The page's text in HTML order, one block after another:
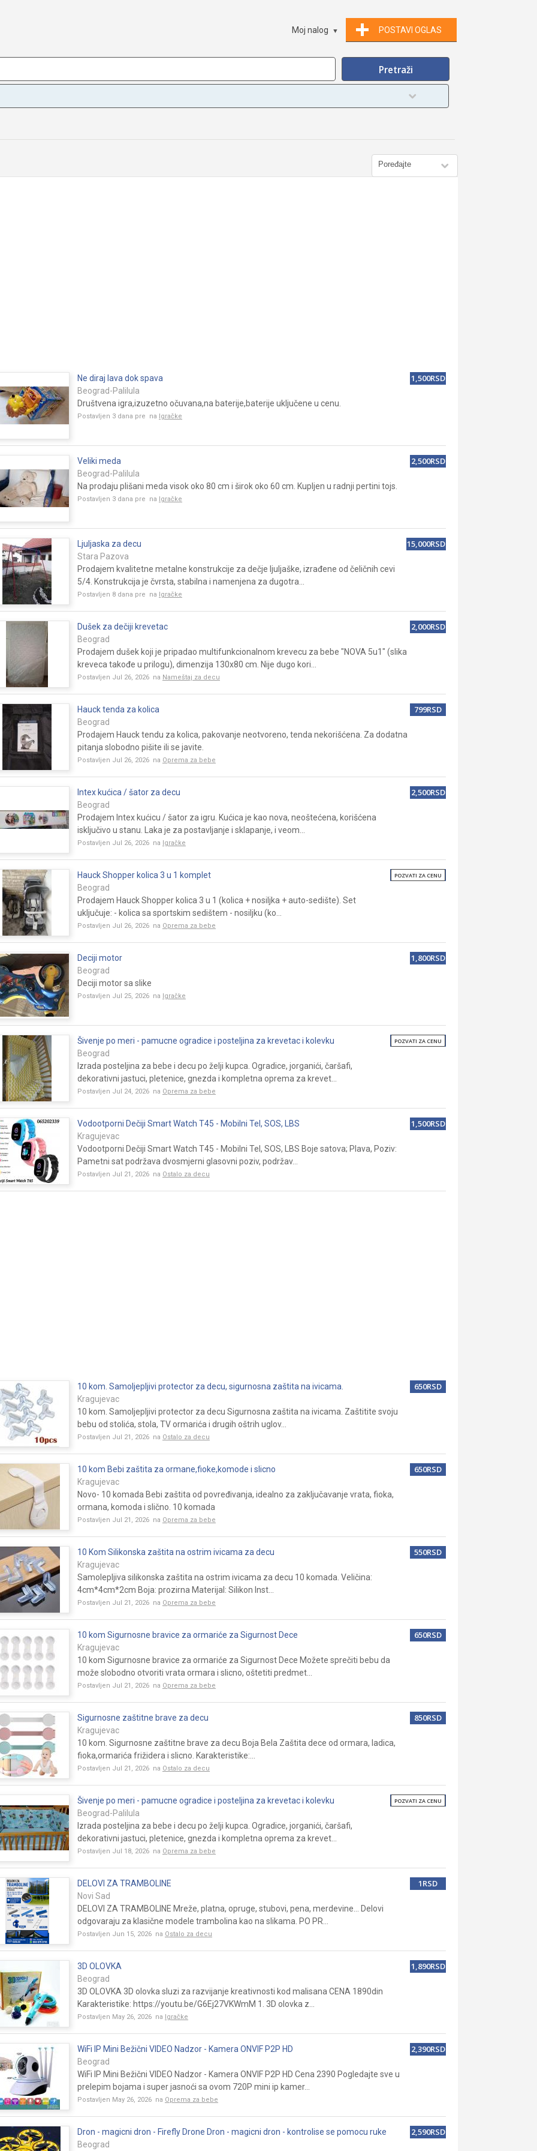
POSTAVI OGLAS
Moj nalog
Ne diraj lava dok spava
Beograd-Palilula
Društvena igra,izuzetno očuvana,na baterije,baterije uključene u cenu.
Postavljen 3 dana pre na Igračke
1,500RSD
Veliki meda
Beograd-Palilula
Na prodaju plišani meda visok oko 80 cm i širok oko 60 cm. Kupljen u radnji pertini tojs.
Postavljen 3 dana pre na Igračke
2,500RSD
Ljuljaska za decu
Stara Pazova
Prodajem kvalitetne metalne konstrukcije za dečje ljuljaške, izrađene od čeličnih cevi
5/4. Konstrukcija je čvrsta, stabilna i namenjena za dugotra...
Postavljen 8 dana pre na Igračke
15,000RSD
Dušek za dečiji krevetac
Beograd
Prodajem dušek koji je pripadao multifunkcionalnom krevecu za bebe "NOVA 5u1" (slika
kreveca takođe u prilogu), dimenzija 130x80 cm. Nije dugo kori...
Postavljen Jul 26, 2026 na Nameštaj za decu
2,000RSD
Hauck tenda za kolica
Beograd
Prodajem Hauck tendu za kolica, pakovanje neotvoreno, tenda nekorišćena. Za dodatna
pitanja slobodno pišite ili se javite.
Postavljen Jul 26, 2026 na Oprema za bebe
799RSD
Intex kućica / šator za decu
Beograd
Prodajem Intex kućicu / šator za igru. Kućica je kao nova, neoštećena, korišćena
isključivo u stanu. Laka je za postavljanje i sklapanje, i veom...
Postavljen Jul 26, 2026 na Igračke
2,500RSD
Hauck Shopper kolica 3 u 1 komplet
Beograd
Prodajem Hauck Shopper kolica 3 u 1 (kolica + nosiljka + auto-sedište). Set
uključuje: - kolica sa sportskim sedištem - nosiljku (ko...
Postavljen Jul 26, 2026 na Oprema za bebe
POZVATI ZA CENU
Deciji motor
Beograd
Deciji motor sa slike
Postavljen Jul 25, 2026 na Igračke
1,800RSD
Šivenje po meri - pamucne ogradice i posteljina za krevetac i kolevku
Beograd
Izrada posteljina za bebe i decu po želji kupca. Ogradice, jorganići, čaršafi,
dekorativni jastuci, pletenice, gnezda i kompletna oprema za krevet...
Postavljen Jul 24, 2026 na Oprema za bebe
POZVATI ZA CENU
Vodootporni Dečiji Smart Watch T45 - Mobilni Tel, SOS, LBS
Kragujevac
Vodootporni Dečiji Smart Watch T45 - Mobilni Tel, SOS, LBS Boje satova; Plava, Poziv:
Pametni sat podržava dvosmjerni glasovni poziv, podržav...
Postavljen Jul 21, 2026 na Ostalo za decu
1,500RSD
10 kom. Samoljepljivi protector za decu, sigurnosna zaštita na ivicama.
Kragujevac
10 kom. Samoljepljivi protector za decu Sigurnosna zaštita na ivicama. Zaštitite svoju
bebu od stolića, stola, TV ormarića i drugih oštrih uglov...
Postavljen Jul 21, 2026 na Ostalo za decu
650RSD
10 kom Bebi zaštita za ormane,fioke,komode i slicno
Kragujevac
Novo- 10 komada Bebi zaštita od povređivanja, idealno za zaključavanje vrata, fioka,
ormana, komoda i slično. 10 komada
Postavljen Jul 21, 2026 na Oprema za bebe
650RSD
10 Kom Silikonska zaštita na ostrim ivicama za decu
Kragujevac
Samolepljiva silikonska zaštita na ostrim ivicama za decu 10 komada. Veličina:
4cm*4cm*2cm Boja: prozirna Materijal: Silikon Inst...
Postavljen Jul 21, 2026 na Oprema za bebe
550RSD
10 kom Sigurnosne bravice za ormariće za Sigurnost Dece
Kragujevac
10 kom Sigurnosne bravice za ormariće za Sigurnost Dece Možete sprečiti bebu da
može slobodno otvoriti vrata ormara i slicno, oštetiti predmet...
Postavljen Jul 21, 2026 na Oprema za bebe
650RSD
Sigurnosne zaštitne brave za decu
Kragujevac
10 kom. Sigurnosne zaštitne brave za decu Boja Bela Zaštita dece od ormara, ladica,
fioka,ormarića frižidera i slicno. Karakteristike:...
Postavljen Jul 21, 2026 na Ostalo za decu
850RSD
Šivenje po meri - pamucne ogradice i posteljina za krevetac i kolevku
Beograd-Palilula
Izrada posteljina za bebe i decu po želji kupca. Ogradice, jorganići, čaršafi,
dekorativni jastuci, pletenice, gnezda i kompletna oprema za krevet...
Postavljen Jul 18, 2026 na Oprema za bebe
POZVATI ZA CENU
DELOVI ZA TRAMBOLINE
Novi Sad
DELOVI ZA TRAMBOLINE Mreže, platna, opruge, stubovi, pena, merdevine… Delovi
odgovaraju za klasične modele trambolina kao na slikama. PO PR...
Postavljen Jun 15, 2026 na Ostalo za decu
1RSD
3D OLOVKA
Beograd
3D OLOVKA 3D olovka sluzi za razvijanje kreativnosti kod malisana CENA 1890din
Karakteristike: https://youtu.be/G6Ej27VKWmM 1. 3D olovka z...
Postavljen May 26, 2026 na Igračke
1,890RSD
WiFi IP Mini Bežični VIDEO Nadzor - Kamera ONVIF P2P HD
Beograd
WiFi IP Mini Bežični VIDEO Nadzor - Kamera ONVIF P2P HD Cena 2390 Pogledajte sve u
prelepim bojama i super jasnoći sa ovom 720P mini ip kamer...
Postavljen May 26, 2026 na Oprema za bebe
2,390RSD
Dron - magicni dron - Firefly Drone Dron - magicni dron - kontrolise se pomocu ruke
Beograd
2,590RSD